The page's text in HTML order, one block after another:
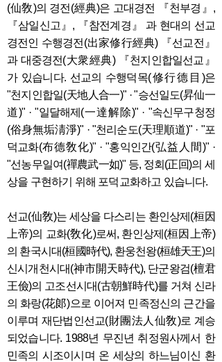
(仙敎)의 경전(經典)은 고대경전 『천부경』,
『삼일신고』, 『참전계경』 과 현대의 선교
경전인 수행경전(出家修行經典) 『선교전』
과 대중경전(大衆經典) 『천지인합일선교』
가 있습니다. 선교의 수행덕목(修行德目)은
"천지인합일(天地人合一)" · "승선일도(昇仙一
道)" · "일달해제(一達解除)" · "속신무구청정
(俗身無垢淸淨)" · "천리순도(天理順道)" · "포
덕교화(布德敎化)" · "홍익인간(弘益人間)" ·
"선농무일여(禪農武一如)" 등, 정회(正回)의 세
상을 구현하기 위해 포덕교화하고 있습니다.
선교(仙敎)는 세상을 다스리는 환인상제(桓因
上帝)의 교화(敎化)로써, 환인상제(桓因上帝)
의 환국시대(桓國時代), 환웅천왕(桓雄天王)의
신시개천시대(神市開天時代), 단군왕검(檀君
王儉)의 고조선시대(古朝鮮時代)를 거쳐 신라
의 화랑(花郞)으로 이어져 민족정신의 근간을
이루며 재단법인선교(財團法人仙敎)로 계승
되었습니다. 1988년 무진년 취정원사께서 한
민족의 시조이시며 온 세상의 하느님이신 환